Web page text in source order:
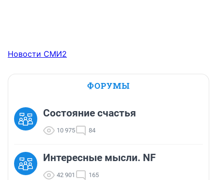
Новости СМИ2
ФОРУМЫ
Состояние счастья
10 975 84
Интересные мысли. NF
42 901 165